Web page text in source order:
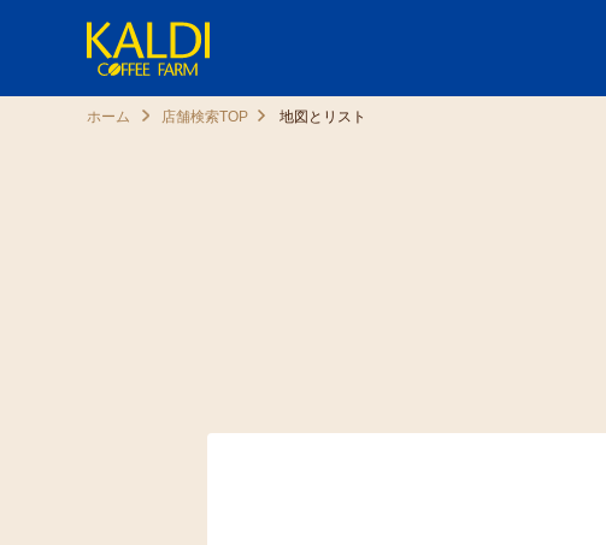
ホーム 店舗検索TOP 地図とリスト